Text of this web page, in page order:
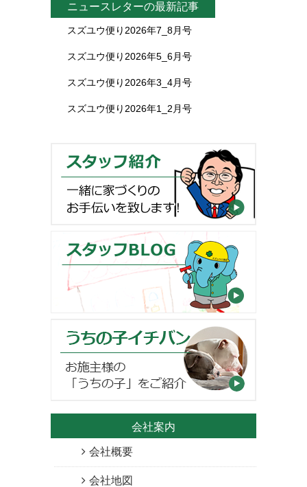
ニュースレターの最新記事
スズユウ便り2026年7_8月号
スズユウ便り2026年5_6月号
スズユウ便り2026年3_4月号
スズユウ便り2026年1_2月号
会社案内
会社概要
会社地図